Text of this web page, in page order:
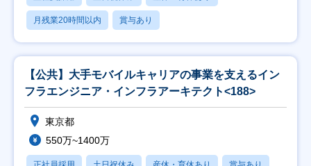
月残業20時間以内 賞与あり
【公共】大手モバイルキャリアの事業を支えるイン
フラエンジニア・インフラアーキテクト<188>
東京都
550万~1400万